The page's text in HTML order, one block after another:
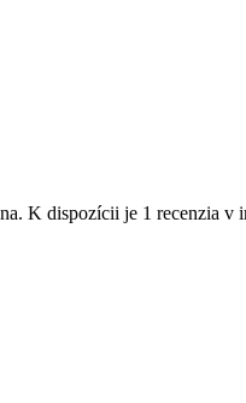
K dispozícii je 1 recenzia v